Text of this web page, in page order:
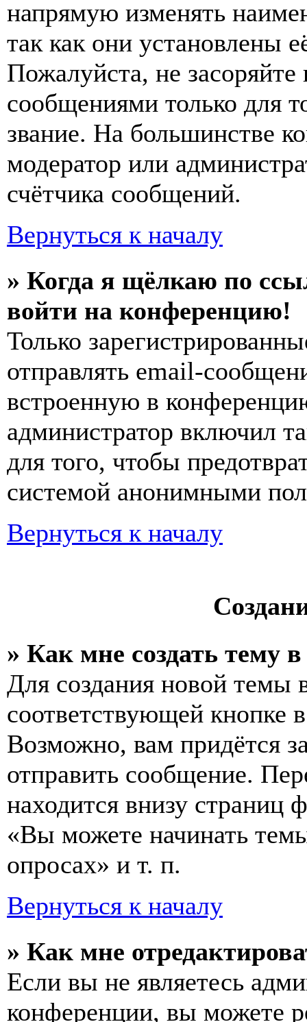
напрямую изменять
так как они установлены
Пожалуйста, не
сообщениями только для
звание. На большинстве
модератор или
счётчика сообщений.
Вернуться к началу
» Когда я щёлкаю по
войти на конференцию!
Только
отправлять email-
встроенную в
администратор включил
для того, чтобы
системой анонимными
Вернуться к началу
» Как мне создать тему
Для создания новой темы
соответствующей кнопке
Возможно, вам придётся
отправить сообщение.
находится внизу
«Вы можете начинать
опросах» и т. п.
Вернуться к началу
» Как мне
Если вы не являетесь
конференции, вы можете